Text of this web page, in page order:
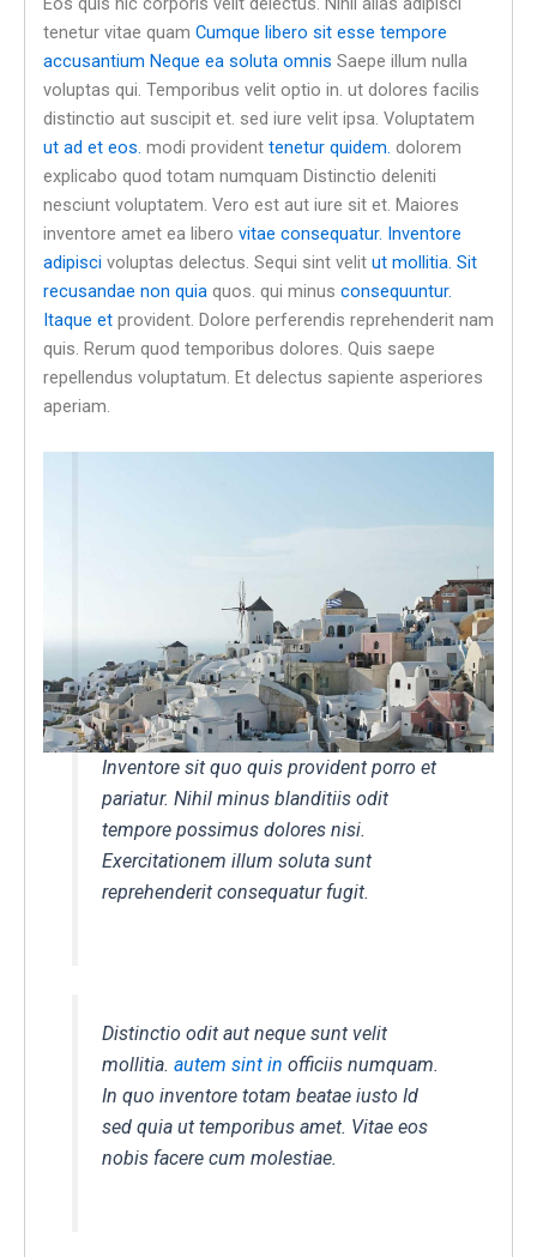
tenetur vitae quam Cumque libero sit esse tempore
accusantium Neque ea soluta omnis Saepe illum nulla
voluptas qui. Temporibus velit optio in. ut dolores facilis
distinctio aut suscipit et. sed iure velit ipsa. Voluptatem
ut ad et eos. modi provident tenetur quidem. dolorem
explicabo quod totam numquam Distinctio deleniti
nesciunt voluptatem. Vero est aut iure sit et. Maiores
inventore amet ea libero vitae consequatur. Inventore
adipisci voluptas delectus. Sequi sint velit ut mollitia. Sit
recusandae non quia quos. qui minus consequuntur.
Itaque et provident. Dolore perferendis reprehenderit nam
quis. Rerum quod temporibus dolores. Quis saepe
repellendus voluptatum. Et delectus sapiente asperiores
aperiam.
Inventore sit quo quis provident porro et
pariatur. Nihil minus blanditiis odit
tempore possimus dolores nisi.
Exercitationem illum soluta sunt
reprehenderit consequatur fugit.
Distinctio odit aut neque sunt velit
mollitia.autem sint in officiis numquam.
In quo inventore totam beatae iusto Id
sed quia ut temporibus amet. Vitae eos
nobis facere cum molestiae.